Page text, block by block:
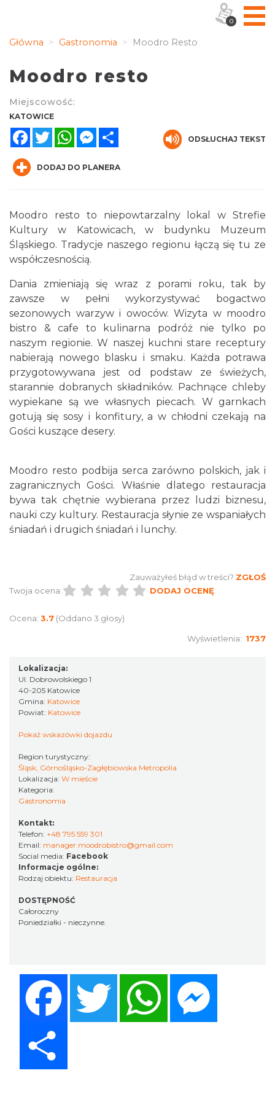
Główna Gastronomia Moodro Resto
Moodro resto
Miejscowość:
KATOWICE
FacebookTwitterWhatsAppMessenger
ODSŁUCHAJ TEKST
DODAJ DO PLANERA
Moodro resto to niepowtarzalny lokal w Strefie
Kultury w Katowicach, w budynku Muzeum
Śląskiego. Tradycje naszego regionu łączą się tu ze
współczesnością.
Dania zmieniają się wraz z porami roku, tak by
zawsze w pełni wykorzystywać bogactwo
sezonowych warzyw i owoców. Wizyta w moodro
bistro & cafe to kulinarna podróż nie tylko po
naszym regionie. W naszej kuchni stare receptury
nabierają nowego blasku i smaku. Każda potrawa
przygotowywana jest od podstaw ze świeżych,
starannie dobranych składników. Pachnące chleby
wypiekane są we własnych piecach. W garnkach
gotują się sosy i konfitury, a w chłodni czekają na
Gości kuszące desery.
Moodro resto podbija serca zarówno polskich, jak i
zagranicznych Gości. Właśnie dlatego restauracja
bywa tak chętnie wybierana przez ludzi biznesu,
nauki czy kultury. Restauracja słynie ze wspaniałych
śniadań i drugich śniadań i lunchy.
Zauważyłeś błąd w treści? ZGŁOŚ
Twoja ocena:
DODAJ OCENĘ
Ocena: 3.7 (Oddano 3 głosy)
Wyświetlenia: 1737
Lokalizacja:
Ul. Dobrowolskiego 1
40-205 Katowice
Gmina: Katowice
Powiat: Katowice
Pokaż wskazówki dojazdu
Region turystyczny:
Śląsk, Górnośląsko-Zagłębiowska Metropolia
Lokalizacja: W mieście
Kategoria:
Gastronomia
Kontakt:
Telefon: +48 795 559 301
Email: manager.moodrobistro@gmail.com
Social media: Facebook
Informacje ogólne:
Rodzaj obiektu: Restauracja
DOSTĘPNOŚĆ
Całoroczny
Poniedziałki - nieczynne.
Twitter WhatsApp
0